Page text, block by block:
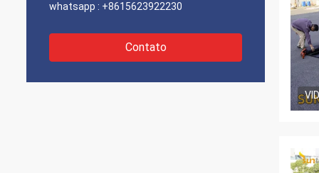
whatsapp : +8615623922230
Contato